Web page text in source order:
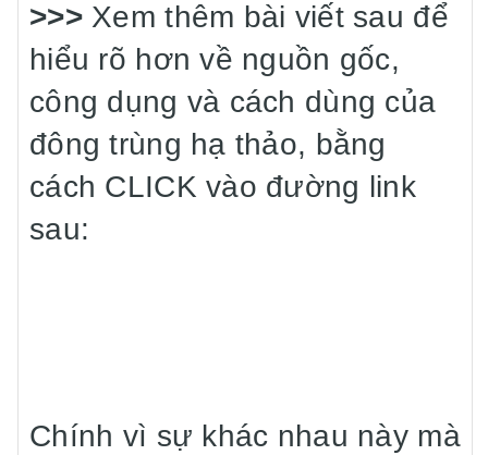
>>>Xem thêm bài viết sau để
hiểu rõ hơn về nguồn gốc,
công dụng và cách dùng của
đông trùng hạ thảo, bằng
cách CLICK vào đường link
sau:
Chính vì sự khác nhau này mà